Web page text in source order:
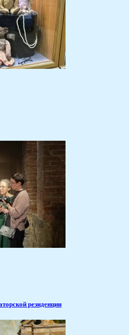
резиденции